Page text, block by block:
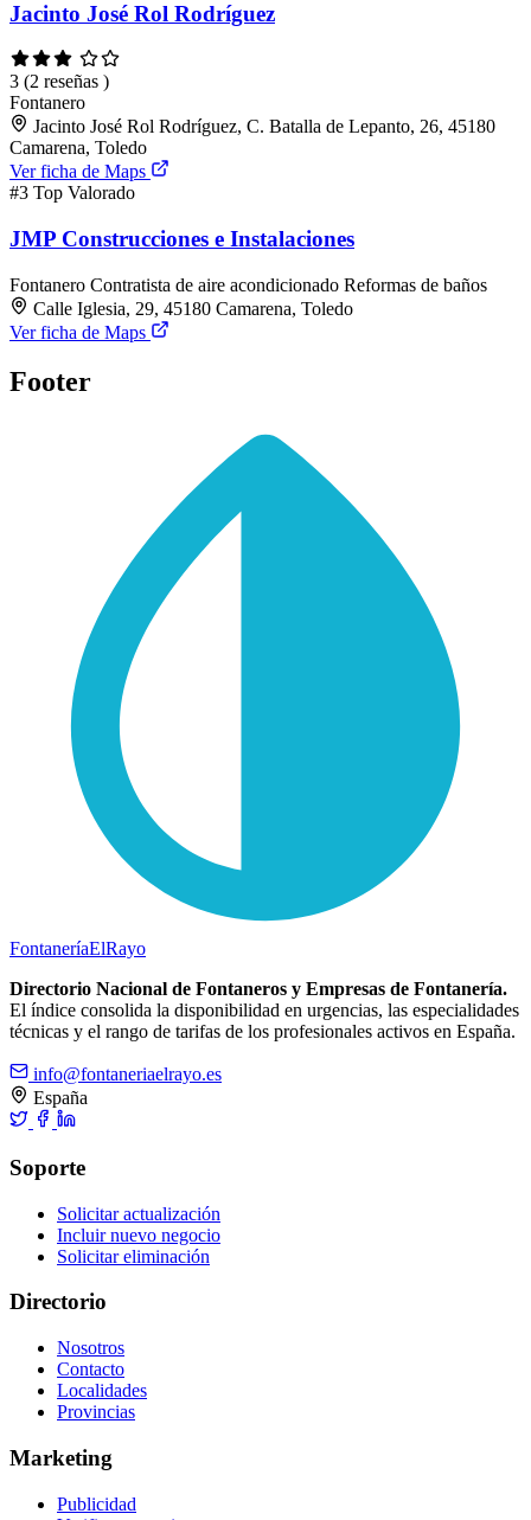
Jacinto José Rol Rodríguez
3 (2 reseñas )
Fontanero
Jacinto José Rol Rodríguez, C. Batalla de Lepanto, 26, 45180
Camarena, Toledo
Ver ficha de Maps
#3 Top Valorado
JMP Construcciones e Instalaciones
Fontanero Contratista de aire acondicionado Reformas de baños
Calle Iglesia, 29, 45180 Camarena, Toledo
Ver ficha de Maps
Footer
FontaneríaElRayo
Directorio Nacional de Fontaneros y Empresas de Fontanería.
El índice consolida la disponibilidad en urgencias, las especialidades
técnicas y el rango de tarifas de los profesionales activos en España.
info@fontaneriaelrayo.es
España
Soporte
Solicitar actualización
Incluir nuevo negocio
Solicitar eliminación
Directorio
Nosotros
Contacto
Localidades
Provincias
Marketing
Publicidad